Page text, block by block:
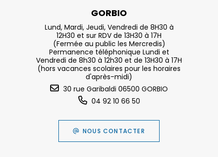
GORBIO
Lund, Mardi, Jeudi, Vendredi de 8H30 à
12H30 et sur RDV de 13H30 à 17H
(Fermée au public les Mercredis)
Permanence téléphonique Lundi et
Vendredi de 8h30 à 12h30 et de 13H30 à 17H
(hors vacances scolaires pour les horaires
d'après-midi)
30 rue Garibaldi 06500 GORBIO
04 92 10 66 50
NOUS CONTACTER